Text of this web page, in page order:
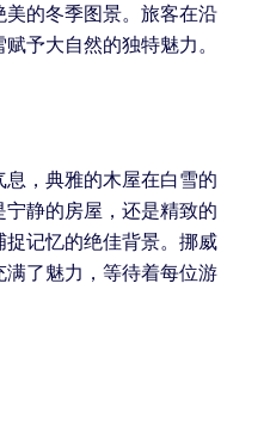
的冬季图景。旅客在沿
予大自然的独特魅力。
，典雅的木屋在白雪的
静的房屋，还是精致的
记忆的绝佳背景。挪威
了魅力，等待着每位游